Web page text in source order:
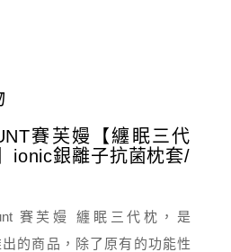
賽芙嫚【纏眠三代
ionic銀離子抗菌枕套/
賽芙嫚 纏眠三代枕，是
的商品，除了原有的功能性